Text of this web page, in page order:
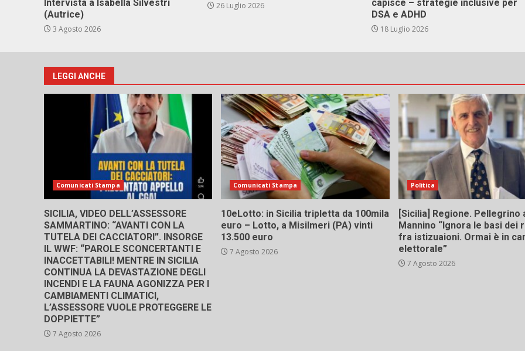
Intervista a Isabella Silvestri
(Autrice)
3 Agosto 2026
26 Luglio 2026
capisce – strategie inclusive per
DSA e ADHD
18 Luglio 2026
LEGGI ANCHE
Comunicati Stampa
SICILIA, VIDEO DELL’ASSESSORE
SAMMARTINO: “AVANTI CON LA
TUTELA DEI CACCIATORI”. INSORGE
IL WWF: “PAROLE SCONCERTANTI E
INACCETTABILI! MENTRE IN SICILIA
CONTINUA LA DEVASTAZIONE DEGLI
INCENDI E LA FAUNA AGONIZZA PER I
CAMBIAMENTI CLIMATICI,
L’ASSESSORE VUOLE PROTEGGERE LE
DOPPIETTE”
7 Agosto 2026
Comunicati Stampa
10eLotto: in Sicilia tripletta da 100mila
euro – Lotto, a Misilmeri (PA) vinti
13.500 euro
7 Agosto 2026
Politica
[Sicilia] Regione. Pellegrino
Mannino “Ignora le basi dei
fra istizuaioni. Ormai è in
elettorale”
7 Agosto 2026